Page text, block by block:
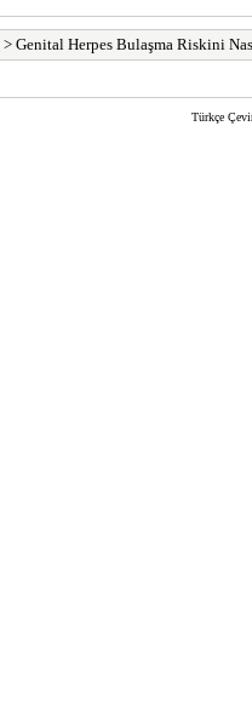
> Genital Herpes Bulaşma Riskini
Türkçe